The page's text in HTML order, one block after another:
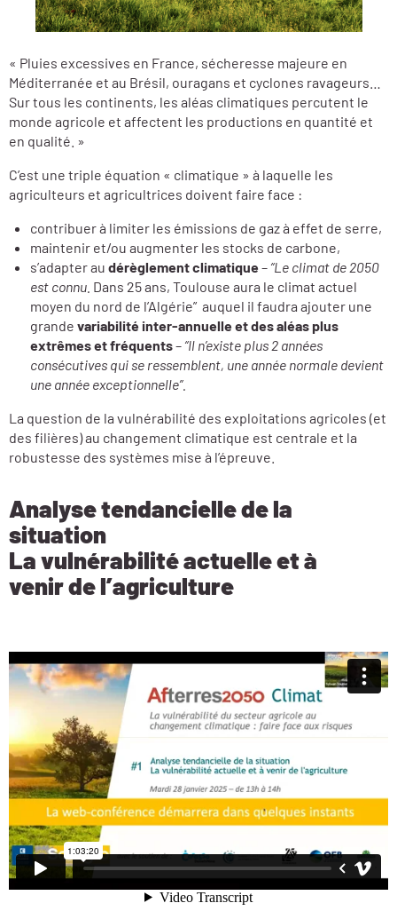
« Pluies excessives en France, sécheresse majeure en
Méditerranée et au Brésil, ouragans et cyclones ravageurs…
Sur tous les continents, les aléas climatiques percutent le
monde agricole et affectent les productions en quantité et
en qualité. »
C’est une triple équation « climatique » à laquelle les
agriculteurs et agricultrices doivent faire face :
contribuer à limiter les émissions de gaz à effet de serre,
maintenir et/ou augmenter les stocks de carbone,
s’adapter au dérèglement climatique– “Le climat de 2050
est connu. Dans 25 ans, Toulouse aura le climat actuel
moyen du nord de l’Algérie” auquel il faudra ajouter une
grande variabilité inter-annuelle et des aléas plus
extrêmes et fréquents– “Il n’existe plus 2 années
consécutives qui se ressemblent, une année normale devient
une année exceptionnelle”.
La question de la vulnérabilité des exploitations agricoles (et
des filières) au changement climatique est centrale et la
robustesse des systèmes mise à l’épreuve.
Analyse tendancielle de la
situation
La vulnérabilité actuelle et à
venir de l’agriculture